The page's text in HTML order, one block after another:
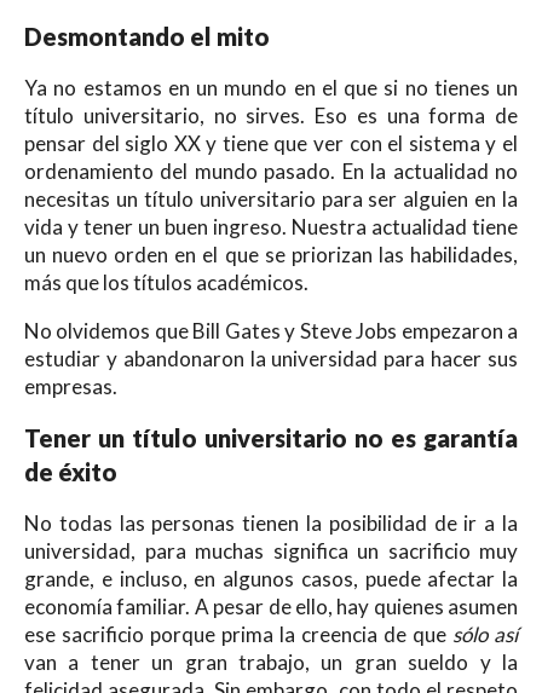
Desmontando el mito
Ya no estamos en un mundo en el que si no tienes un
título universitario, no sirves. Eso es una forma de
pensar del siglo XX y tiene que ver con el sistema y el
ordenamiento del mundo pasado. En la actualidad no
necesitas un título universitario para ser alguien en la
vida y tener un buen ingreso. Nuestra actualidad tiene
un nuevo orden en el que se priorizan las habilidades,
más que los títulos académicos.
No olvidemos que Bill Gates y Steve Jobs empezaron a
estudiar y abandonaron la universidad para hacer sus
empresas.
Tener un título universitario no es garantía
de éxito
No todas las personas tienen la posibilidad de ir a la
universidad, para muchas significa un sacrificio muy
grande, e incluso, en algunos casos, puede afectar la
economía familiar. A pesar de ello, hay quienes asumen
ese sacrificio porque prima la creencia de que sólo así
van a tener un gran trabajo, un gran sueldo y la